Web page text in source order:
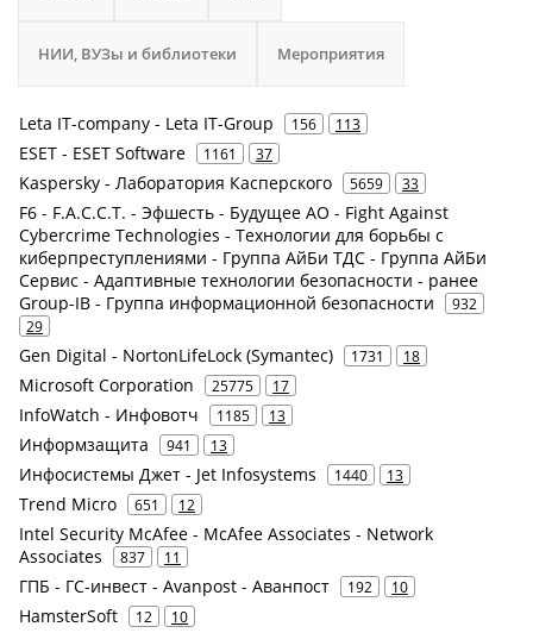
НИИ, ВУЗы и библиотеки Мероприятия
Leta IT-company - Leta IT-Group 156 113
ESET - ESET Software 1161 37
Kaspersky - Лаборатория Касперского 5659 33
F6 - F.A.С.С.T. - Эфшесть - Будущее АО - Fight Against
Cybercrime Technologies - Технологии для борьбы с
киберпреступлениями - Группа АйБи ТДС - Группа АйБи
Сервис - Адаптивные технологии безопасности - ранее
Group-IB - Группа информационной безопасности
932
29
Gen Digital - NortonLifeLock (Symantec) 1731 18
Microsoft Corporation 25775 17
InfoWatch - Инфовотч 1185 13
Информзащита 941 13
Инфосистемы Джет - Jet Infosystems 1440 13
Trend Micro 651 12
Intel Security McAfee - McAfee Associates - Network
Associates
837 11
ГПБ - ГС-инвест - Avanpost - Аванпост 192 10
HamsterSoft 12 10